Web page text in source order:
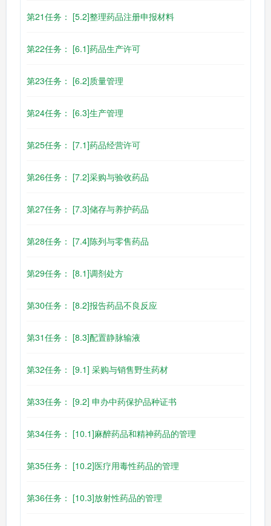
第21任务： [5.2]整理药品注册申报材料
第22任务： [6.1]药品生产许可
第23任务： [6.2]质量管理
第24任务： [6.3]生产管理
第25任务： [7.1]药品经营许可
第26任务： [7.2]采购与验收药品
第27任务： [7.3]储存与养护药品
第28任务： [7.4]陈列与零售药品
第29任务： [8.1]调剂处方
第30任务： [8.2]报告药品不良反应
第31任务： [8.3]配置静脉输液
第32任务： [9.1] 采购与销售野生药材
第33任务： [9.2] 申办中药保护品种证书
第34任务： [10.1]麻醉药品和精神药品的管理
第35任务： [10.2]医疗用毒性药品的管理
第36任务： [10.3]放射性药品的管理